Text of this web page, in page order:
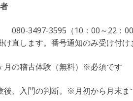
080-3497-3595（10：00～22：
け直します。番号通知のみ受け付け
の稽古体験（無料）※必須です
、入門の判断。※月初から月末ま